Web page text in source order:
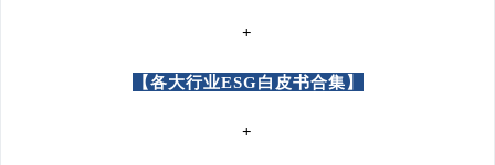
+
【各大行业ESG白皮书合集】
+